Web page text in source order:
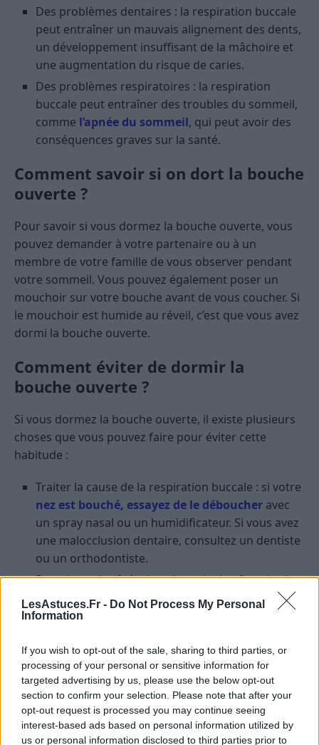
LesAstuces.Fr - Do Not Process My Personal
Information
If you wish to opt-out of the sale, sharing to third parties, or
processing of your personal or sensitive information for
targeted advertising by us, please use the below opt-out
section to confirm your selection. Please note that after your
opt-out request is processed you may continue seeing
interest-based ads based on personal information utilized by
us or personal information disclosed to third parties prior to
Des problèmes dentaires : la respiration buccale
peut entraîner un mauvais alignement des dents,
un développement insuffisant de la mâchoire et
une augmentation du risque de caries.
Des problèmes respiratoires : la respiration
buccale peut entraîner des troubles du sommeil,
comme l’apnée du sommeil, qui peut avoir des
conséquences graves sur la santé.
Comment savoir si on dort la bouche
ouverte ?
Pour savoir si vous dormez la bouche ouverte, vous
pouvez demander à votre partenaire ou à un
membre de votre famille de vous observer pendant
votre sommeil. Vous pouvez également poser un
mouchoir sur votre bouche avant de vous coucher. Si
le mouchoir est humide au réveil, c’est que vous avez
dormi la bouche ouverte.
Comment éviter de dormir la
bouche ouverte ?
Si vous dormez la bouche ouverte, il existe plusieurs
choses que vous pouvez faire pour éviter cette
habitude :
Traiter la cause de la respiration buccale : si votre
nez est bouché, essayez de le déboucher avec
un spray nasal ou un humidificateur. Si vous avez
une malocclusion dentaire, consultez un dentiste
ou un orthodontiste.
Dormir sur le côté : dormir sur le dos favorise la
respiration buccale. En dormant sur le côté, vous
forcez votre nez à respirer.
de masque permet de bloquer la bouche et de
forcer la respiration nasale.
Conclusion
Dormir la bouche ouverte peut avoir des